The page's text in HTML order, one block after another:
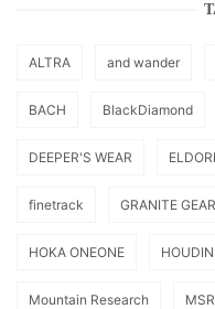
ALTRA and wander
BACH BlackDiamond
DEEPER'S WEAR
finetrack GRANITE GEAR
HOKA ONEONE HOUDINI
Mountain Research MSR